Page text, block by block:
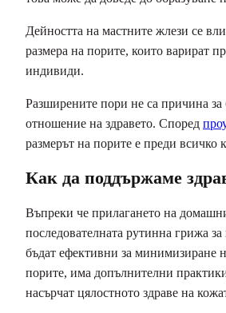
Дейността на мастните жлези се
размера на порите, които варират
индивиди.
Разширените пори не са причина за
отношение на здравето. Според
размерът на порите е преди всичко
Как да поддържаме
Въпреки че прилагането на
последователната рутинна грижа за
бъдат ефективни за минимизиране
порите, има допълнителни
насърчат цялостното здраве на